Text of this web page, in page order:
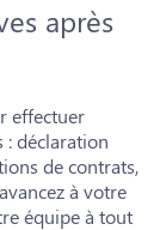
après
effectuer
: déclaration
de contrats,
à votre
équipe à tout